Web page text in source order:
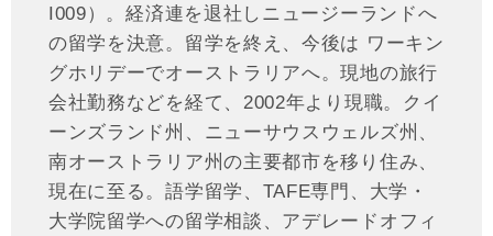
I009）。経済連を退社しニュージーランドへ
の留学を決意。留学を終え、今後は ワーキン
グホリデーでオーストラリアへ。現地の旅行
会社勤務などを経て、2002年より現職。クイ
ーンズランド州、ニューサウスウェルズ州、
南オーストラリア州の主要都市を移り住み、
現在に至る。語学留学、TAFE専門、大学・
大学院留学への留学相談、アデレードオフィ